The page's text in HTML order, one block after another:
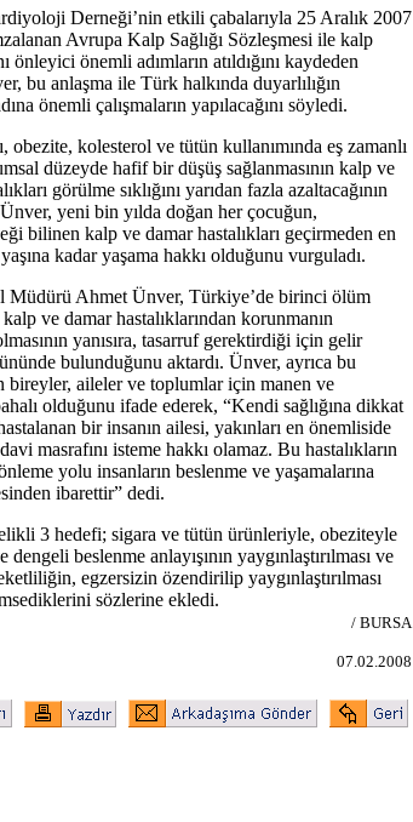
Derneği’nin etkili çabalarıyla 25 Aralık 2007
Avrupa Kalp Sağlığı Sözleşmesi ile kalp
önleyici önemli adımların atıldığını kaydeden
bu anlaşma ile Türk halkında duyarlılığın
önemli çalışmaların yapılacağını söyledi.
obezite, kolesterol ve tütün kullanımında eş zamanlı
düzeyde hafif bir düşüş sağlanmasının kalp ve
görülme sıklığını yarıdan fazla azaltacağının
Ünver, yeni bin yılda doğan her çocuğun,
bilinen kalp ve damar hastalıkları geçirmeden en
kadar yaşama hakkı olduğunu vurguladı.
Müdürü Ahmet Ünver, Türkiye’de birinci ölüm
ve damar hastalıklarından korunmanın
yanısıra, tasarruf gerektirdiği için gelir
bulunduğunu aktardı. Ünver, ayrıca bu
bireyler, aileler ve toplumlar için manen ve
olduğunu ifade ederek, “Kendi sağlığına dikkat
bir insanın ailesi, yakınları en önemliside
masrafını isteme hakkı olamaz. Bu hastalıkların
yolu insanların beslenme ve yaşamalarına
ibarettir” dedi.
3 hedefi; sigara ve tütün ürünleriyle, obeziteyle
dengeli beslenme anlayışının yaygınlaştırılması ve
egzersizin özendirilip yaygınlaştırılması
sözlerine ekledi.
/ BURSA
07.02.2008